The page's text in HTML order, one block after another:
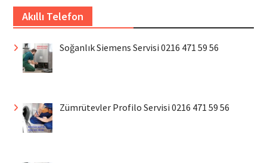
Akıllı Telefon
Soğanlık Siemens Servisi 0216 471 59 56
Zümrütevler Profilo Servisi 0216 471 59 56